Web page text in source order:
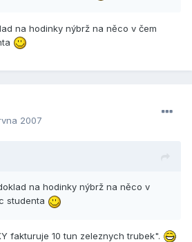
na hodinky nýbrž na něco v čem
2007
na hodinky nýbrž na něco v
studenta
fakturuje 10 tun zeleznych trubek".